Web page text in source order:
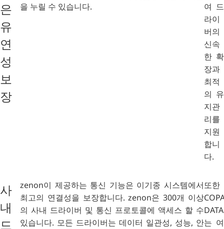
은
유
연
성
보
장
을 누릴 수 있습니다.
여 드
라이
버의
신속
한 확
장과
최적
의 유
지관
리를
지원
합니
다.
사
내
드
zenon이 제공하는 통신 기능은 이기종 시스템에서
최고의 연결성을 보장합니다. zenon은 300개 이상
의 사내 드라이버 및 통신 프로토콜에 액세스 할 수
있습니다. 모든 드라이버는 데이터 일관성, 성능, 안
또한
DATA
는 여